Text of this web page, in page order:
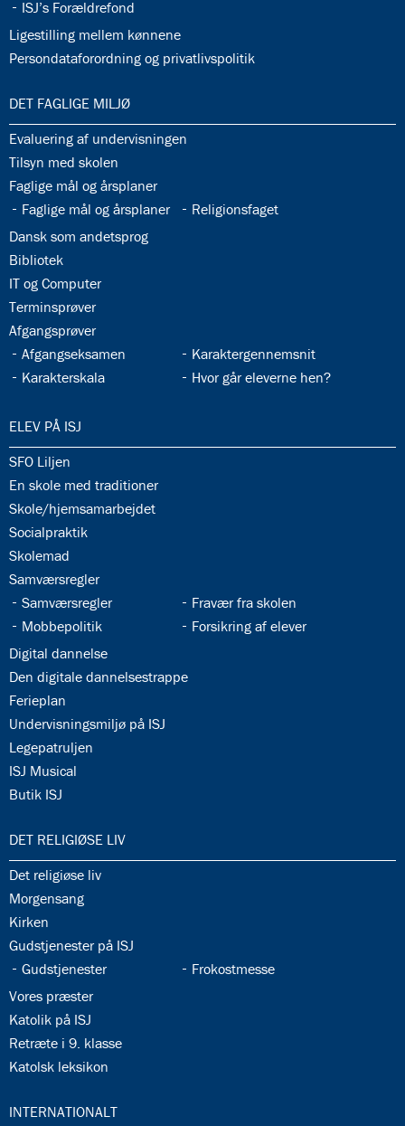
32.35:
ISJ’s Forældrefond
32.36:
Ligestilling mellem kønnene
32.37:
Persondataforordning og privatlivspolitik
33.0:
DET FAGLIGE MILJØ
33.1:
Evaluering af undervisningen
33.2:
Tilsyn med skolen
33.3:
Faglige mål og årsplaner
33.4:
Faglige mål og årsplaner 33.5:
Religionsfaget
33.6:
Dansk som andetsprog
33.7:
Bibliotek
33.8:
IT og Computer
33.9:
Terminsprøver
33.10:
Afgangsprøver
33.11:
Afgangseksamen 33.12:
Karaktergennemsnit
33.13:
Karakterskala 33.14:
Hvor går eleverne hen?
34.0:
ELEV PÅ ISJ
34.1:
SFO Liljen
34.2:
En skole med traditioner
34.3:
Skole/hjemsamarbejdet
34.4:
Socialpraktik
34.5:
Skolemad
34.6:
Samværsregler
34.7:
Samværsregler 34.8:
Fravær fra skolen
34.9:
Mobbepolitik 34.10:
Forsikring af elever
34.11:
Digital dannelse
34.12:
Den digitale dannelsestrappe
34.13:
Ferieplan
34.14:
Undervisningsmiljø på ISJ
34.15:
Legepatruljen
34.16:
ISJ Musical
34.17:
Butik ISJ
35.0:
DET RELIGIØSE LIV
35.1:
Det religiøse liv
35.2:
Morgensang
35.3:
Kirken
35.4:
Gudstjenester på ISJ
35.5:
Gudstjenester 35.6:
Frokostmesse
35.7:
Vores præster
35.8:
Katolik på ISJ
35.9:
Retræte i 9. klasse
35.10:
Katolsk leksikon
36.0:
INTERNATIONALT